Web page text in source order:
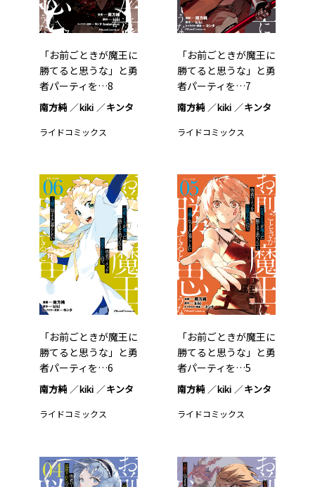
「お前ごときが魔王に
勝てると思うな」と勇
者パーティを…8
南方純 kiki キンタ
ライドコミックス
「お前ごときが魔王に
勝てると思うな」と勇
者パーティを…7
南方純 kiki キンタ
ライドコミックス
「お前ごときが魔王に
勝てると思うな」と勇
者パーティを…6
南方純 kiki キンタ
ライドコミックス
「お前ごときが魔王に
勝てると思うな」と勇
者パーティを…5
南方純 kiki キンタ
ライドコミックス